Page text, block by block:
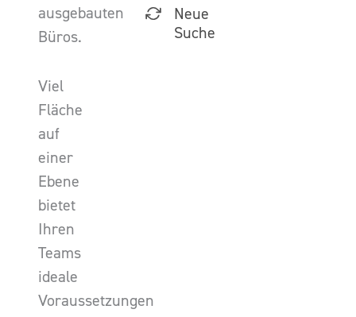
ausgebauten
Büros.
Viel
Fläche
auf
einer
Ebene
bietet
Ihren
Teams
ideale
Voraussetzungen
Neue
Suche